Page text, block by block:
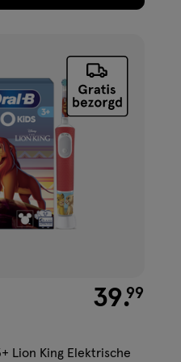
€ 39.99
39.99
Lion King Elektrische